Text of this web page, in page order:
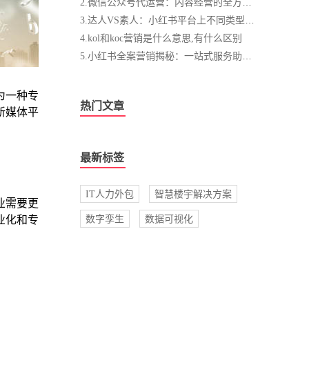
4.kol和koc营销是什么意思,有什么区别
热门文章
最新标签
IT人力外包 智慧楼宇解决方案
数字孪生 数据可视化
一种专
媒体平
需要更
化和专